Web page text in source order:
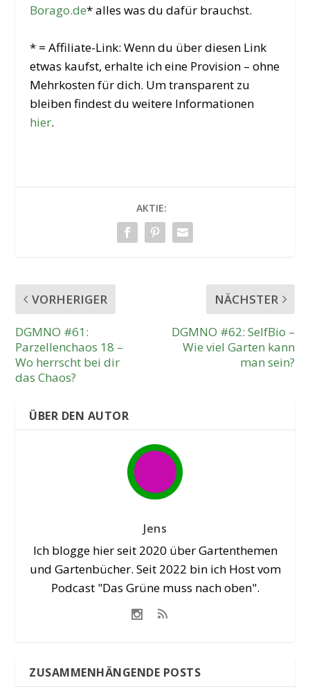
Borago.de* alles was du dafür brauchst.
* = Affiliate-Link: Wenn du über diesen Link
etwas kaufst, erhalte ich eine Provision – ohne
Mehrkosten für dich. Um transparent zu
bleiben findest du weitere Informationen
hier.
AKTIE:
VORHERIGER
DGMNO #61:
Parzellenchaos 18 –
Wo herrscht bei dir
das Chaos?
NÄCHSTER
DGMNO #62: SelfBio –
Wie viel Garten kann
man sein?
ÜBER DEN AUTOR
Jens
Ich blogge hier seit 2020 über Gartenthemen
und Gartenbücher. Seit 2022 bin ich Host vom
Podcast "Das Grüne muss nach oben".
ZUSAMMENHÄNGENDE POSTS